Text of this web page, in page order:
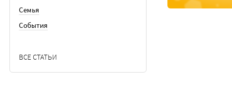
Семья
События
ВСЕ СТАТЬИ